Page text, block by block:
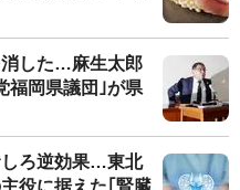
した…麻生太郎
福岡県議団｣が県
しろ逆効果…東北
役に据えた｢腎臓